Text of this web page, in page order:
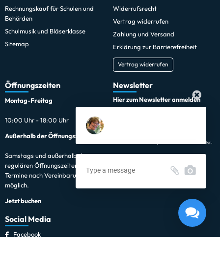
Rechnungskauf für Schulen und
Behörden
Schulmusik und Bläserklasse
Sitemap
Widerrufsrecht
Vertrag widerrufen
Zahlung und Versand
Erklärung zur Barrierefreiheit
Vertrag widerrufen
Öffnungszeiten
Montag-Freitag
10:00 Uhr - 18:00 Uhr
Außerhalb der Öffnungszeiten
Samstags und außerhalb der
regulären Öffnungszeiten sind
Termine nach Vereinbarung
möglich.
Jetzt buchen
Newsletter
Hier zum Newsletter anmelden
Du kannst den Newsletter jederzeit kostenlos abbestellen.
Social Media
Facebook